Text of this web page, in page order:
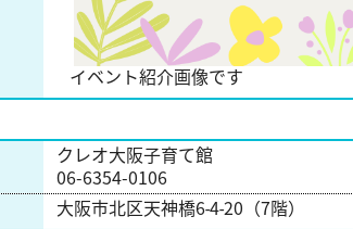
イベント紹介画像です
クレオ大阪子育て館
06-6354-0106
大阪市北区天神橋6‐4‐20（7階）